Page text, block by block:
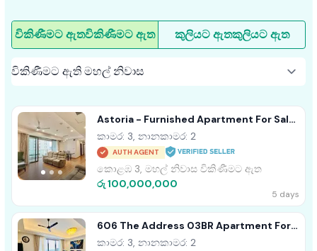
විකිණීමට ඇතවිකිණීමට ඇත කුලියට ඇතකුලියට ඇත
Astoria - Furnished Apartment For Sale
A44152
කාමර: 3, නානකාමර: 2
AUTH AGENT
කොළඹ 3, මහල් නිවාස විකිණීමට ඇත
රු 100,000,000
5 days
606 The Address 03BR Apartment For
Sale In Colombo 3
කාමර: 3, නානකාමර: 2